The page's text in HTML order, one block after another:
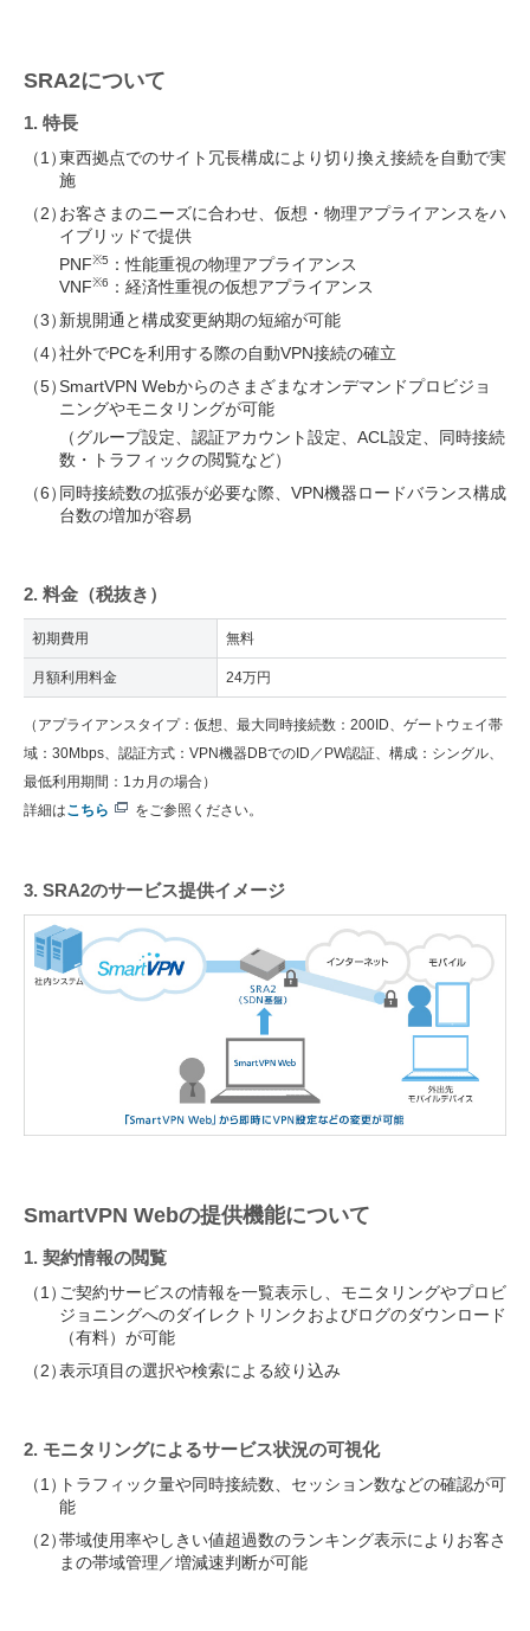
SRA2について
1. 特長
（1）東西拠点でのサイト冗長構成により切り換え接続を自動で実
施
（2）お客さまのニーズに合わせ、仮想・物理アプライアンスをハ
イブリッドで提供
PNF※5
：性能重視の物理アプライアンス
VNF※6
：経済性重視の仮想アプライアンス
（3）新規開通と構成変更納期の短縮が可能
（4）社外でPCを利用する際の自動VPN接続の確立
（5）SmartVPN Webからのさまざまなオンデマンドプロビジョ
ニングやモニタリングが可能
（グループ設定、認証アカウント設定、ACL設定、同時接続
数・トラフィックの閲覧など）
（6）同時接続数の拡張が必要な際、VPN機器ロードバランス構成
台数の増加が容易
2. 料金（税抜き）
初期費用 無料
月額利用料金 24万円
（アプライアンスタイプ：仮想、最大同時接続数：200ID、ゲートウェイ帯
域：30Mbps、認証方式：VPN機器DBでのID／PW認証、構成：シングル、
最低利用期間：1カ月の場合）
詳細はこちら をご参照ください。
3. SRA2のサービス提供イメージ
SmartVPN Webの提供機能について
1. 契約情報の閲覧
（1）ご契約サービスの情報を一覧表示し、モニタリングやプロビ
ジョニングへのダイレクトリンクおよびログのダウンロード
（有料）が可能
（2）表示項目の選択や検索による絞り込み
2. モニタリングによるサービス状況の可視化
（1）トラフィック量や同時接続数、セッション数などの確認が可
能
（2）帯域使用率やしきい値超過数のランキング表示によりお客さ
まの帯域管理／増減速判断が可能